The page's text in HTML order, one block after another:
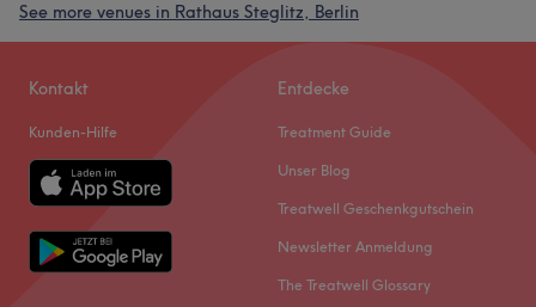
See more venues in Rathaus Steglitz, Berlin
Kontakt
Kunden-Hilfe
Entdecke
Treatment Guide
Unser Blog
Treatwell Geschenkgutschein
Newsletter Anmeldung
The Treatwell Glossary